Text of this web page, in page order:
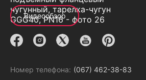
Видеообзор
Номер телефона: (067) 462-38-83